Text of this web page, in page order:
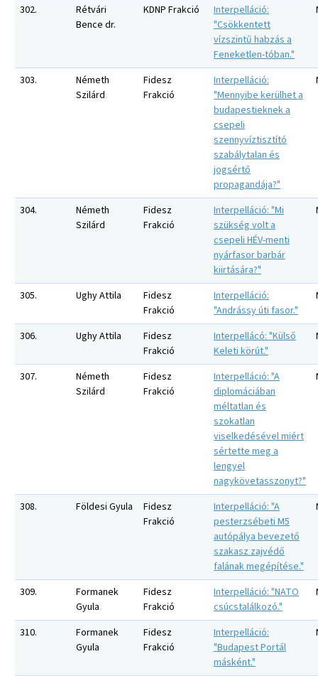
302.
Rétvári
Bence dr.
KDNP Frakció
Interpelláció:
"Csökkentett
vízszintű habzás a
Feneketlen-tóban."
303.
Németh
Szilárd
Fidesz
Frakció
Interpelláció:
"Mennyibe kerülhet a
budapestieknek a
csepeli
szennyvíztisztító
szabálytalan és
jogsértő
propagandája?"
304.
Németh
Szilárd
Fidesz
Frakció
Interpelláció: "Mi
szükség volt a
csepeli HÉV-menti
nyárfasor barbár
kiirtására?"
305. Ughy Attila
Fidesz
Frakció
Interpelláció:
"Andrássy úti fasor."
306. Ughy Attila
Fidesz
Frakció
Interpellácó: "Külső
Keleti körút."
307.
Németh
Szilárd
Fidesz
Frakció
Interpelláció: "A
diplomáciában
méltatlan és
szokatlan
viselkedésével miért
sértette meg a
lengyel
nagykövetasszonyt?"
308. Földesi Gyula
Fidesz
Frakció
Interpelláció: "A
pesterzsébeti M5
autópálya bevezető
szakasz zajvédő
falának megépítése."
309.
Formanek
Gyula
Fidesz
Frakció
Interpelláció: "NATO
csúcstalálkozó."
310.
Formanek
Gyula
Fidesz
Frakció
Interpelláció:
"Budapest Portál
másként."